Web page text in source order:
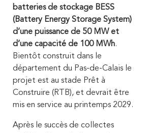
batteries de stockage BESS
(Battery Energy Storage System)
d’une puissance de 50 MW et
d’une capacité de 100 MWh.
Bientôt construit dans le
département du Pas-de-Calais le
projet est au stade Prêt à
Construire (RTB), et devrait être
mis en service au printemps 2029.
Après le succès de collectes